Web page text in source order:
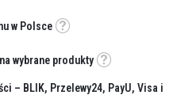
w Polsce
Etykietka
wybrane produkty
Etykietka
– BLIK, Przelewy24, PayU, Visa i